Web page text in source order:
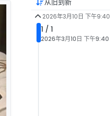
从旧到新
2026年3月10日 下午9:40
1 / 1
2026年3月10日 下午9:40